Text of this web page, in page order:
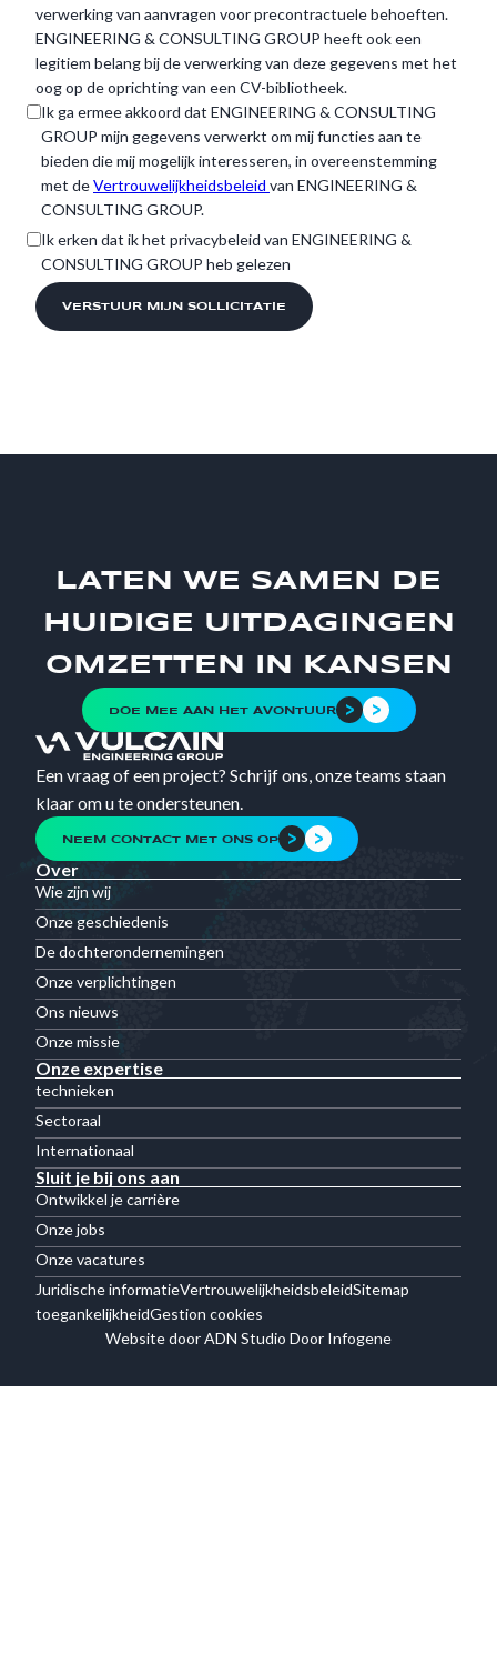
verwerking van aanvragen voor precontractuele behoeften.
ENGINEERING & CONSULTING GROUP heeft ook een
legitiem belang bij de verwerking van deze gegevens met het
oog op de oprichting van een CV-bibliotheek.
Ik ga ermee akkoord dat ENGINEERING & CONSULTING
GROUP mijn gegevens verwerkt om mij functies aan te
bieden die mij mogelijk interesseren, in overeenstemming
met deVertrouwelijkheidsbeleid van ENGINEERING &
CONSULTING GROUP.
Ik erken dat ik het privacybeleid van ENGINEERING &
CONSULTING GROUP heb gelezen
LATEN WE SAMEN DE
HUIDIGE UITDAGINGEN
OMZETTEN IN KANSEN
DOE MEE AAN HET AVONTUUR
Een vraag of een project? Schrijf ons, onze teams staan
klaar om u te ondersteunen.
NEEM CONTACT MET ONS OP
Over
Wie zijn wij
Onze geschiedenis
De dochterondernemingen
Onze verplichtingen
Ons nieuws
Onze missie
Onze expertise
technieken
Sectoraal
Internationaal
Sluit je bij ons aan
Ontwikkel je carrière
Onze jobs
Onze vacatures
Juridische informatieVertrouwelijkheidsbeleidSitemap
toegankelijkheidGestion cookies
Website door ADN Studio Door Infogene